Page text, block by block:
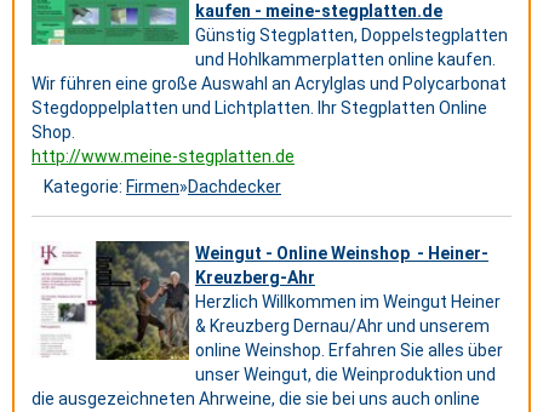
kaufen - meine-stegplatten.de
Günstig Stegplatten, Doppelstegplatten
und Hohlkammerplatten online kaufen.
Wir führen eine große Auswahl an Acrylglas und Polycarbonat
Stegdoppelplatten und Lichtplatten. Ihr Stegplatten Online
Shop.
http://www.meine-stegplatten.de
Kategorie: Firmen»Dachdecker
Weingut - Online Weinshop - Heiner-
Kreuzberg-Ahr
Herzlich Willkommen im Weingut Heiner
& Kreuzberg Dernau/Ahr und unserem
online Weinshop. Erfahren Sie alles über
unser Weingut, die Weinproduktion und
die ausgezeichneten Ahrweine, die sie bei uns auch online